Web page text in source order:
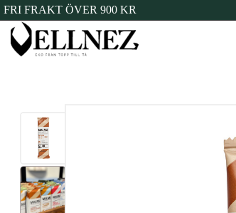
FRI FRAKT ÖVER 900 KR